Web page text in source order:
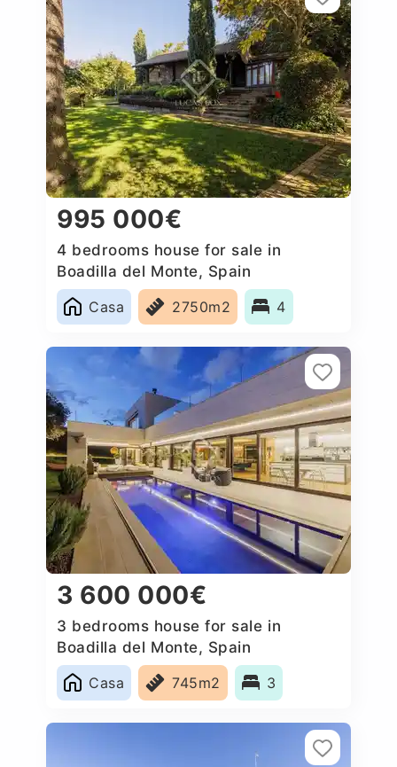
995 000€
4 bedrooms house for sale in
Boadilla del Monte, Spain
Casa
2750m2 4
3 600 000€
3 bedrooms house for sale in
Boadilla del Monte, Spain
Casa
745m2 3